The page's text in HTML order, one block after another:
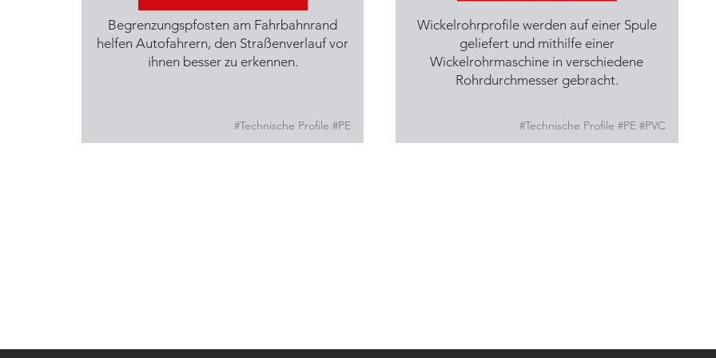
Begrenzungspfosten am Fahrbahnrand
helfen Autofahrern, den Straßenverlauf vor
ihnen besser zu erkennen.
#Technische Profile #PE
Wickelrohrprofile werden auf einer Spule
geliefert und mithilfe einer
Wickelrohrmaschine in verschiedene
Rohrdurchmesser gebracht.
#Technische Profile #PE #PVC